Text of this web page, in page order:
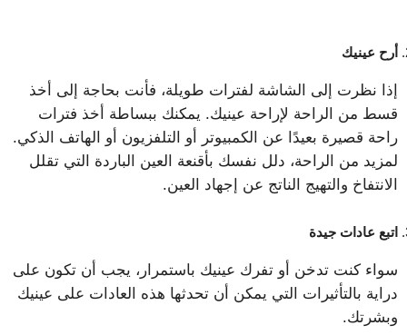
أرح عينيك
إذا نظرت إلى الشاشة لفترات طويلة، فأنت بحاجة إلى أخذ
قسط من الراحة لإراحة عينيك. يمكنك ببساطة أخذ فترات
راحة قصيرة بعيدًا عن الكمبيوتر أو التلفزيون أو الهاتف الذكي.
لمزيد من الراحة، دلل نفسك بأقنعة العين الباردة التي تقلل
الانتفاخ والتهيج الناتج عن إجهاد العين.
اتبع عادات جيدة
سواء كنت تدخن أو تفرك عينيك باستمرار، يجب أن تكون على
دراية بالتأثيرات التي يمكن أن تحدثها هذه العادات على عينيك
وبشرتك.